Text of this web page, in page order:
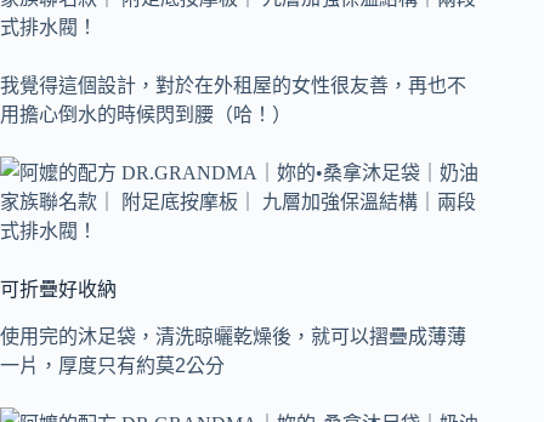
我覺得這個設計，對於在外租屋的女性很友善，再也不
用擔心倒水的時候閃到腰（哈！）
可折疊好收納
使用完的沐足袋，清洗晾曬乾燥後，就可以摺疊成薄薄
一片，厚度只有約莫2公分